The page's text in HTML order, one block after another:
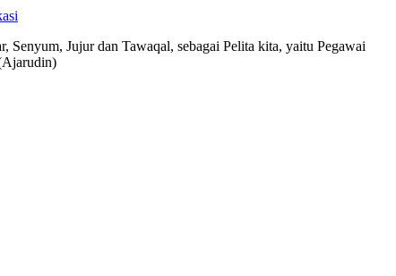
Senyum, Jujur dan Tawaqal, sebagai Pelita kita, yaitu Pegawai